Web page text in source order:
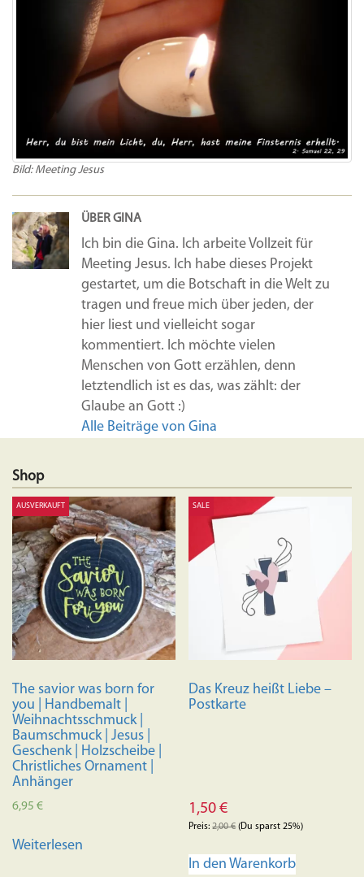
Bild: Meeting Jesus
ÜBER GINA
Ich bin die Gina. Ich arbeite Vollzeit für
Meeting Jesus. Ich habe dieses Projekt
gestartet, um die Botschaft in die Welt zu
tragen und freue mich über jeden, der
hier liest und vielleicht sogar
kommentiert. Ich möchte vielen
Menschen von Gott erzählen, denn
letztendlich ist es das, was zählt: der
Glaube an Gott :)
Alle Beiträge von Gina
Shop
AUSVERKAUFT
The savior was born for
you | Handbemalt |
Weihnachtsschmuck |
Baumschmuck | Jesus |
Geschenk | Holzscheibe |
Christliches Ornament |
Anhänger
6,95 €
Weiterlesen
SALE
Das Kreuz heißt Liebe –
Postkarte
1,50€
Preis:2,00€(Du sparst 25%)
In den Warenkorb